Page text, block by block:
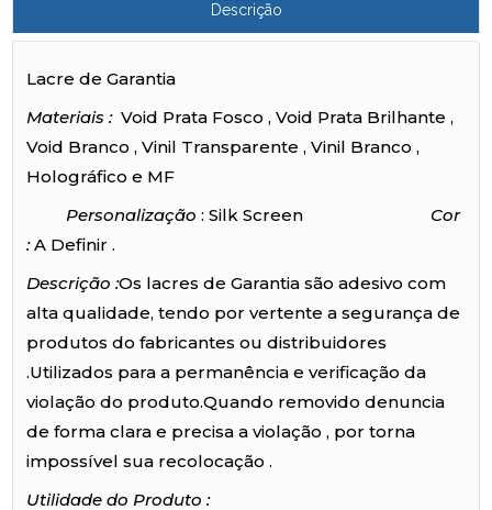
Descrição
Lacre de Garantia
Materiais : Void Prata Fosco , Void Prata Brilhante ,
Void Branco , Vinil Transparente , Vinil Branco ,
Holográfico e MF
Personalização: Silk Screen Cor
:A Definir .
Descrição :Os lacres de Garantia são adesivo com
alta qualidade, tendo por vertente a segurança de
produtos do fabricantes ou distribuidores
.Utilizados para a permanência e verificação da
violação do produto.Quando removido denuncia
de forma clara e precisa a violação , por torna
impossível sua recolocação .
Utilidade do Produto :